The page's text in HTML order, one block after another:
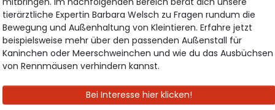
tierärztliche Expertin Barbara Welsch zu Fragen rundum die
Bewegung und Außenhaltung von Kleintieren. Erfahre jetzt
beispielsweise mehr über den passenden Außenstall für
Kaninchen oder Meerschweinchen und wie du das Ausbüchsen
von Rennmäusen verhindern kannst.
Bei Interesse hier klicken!